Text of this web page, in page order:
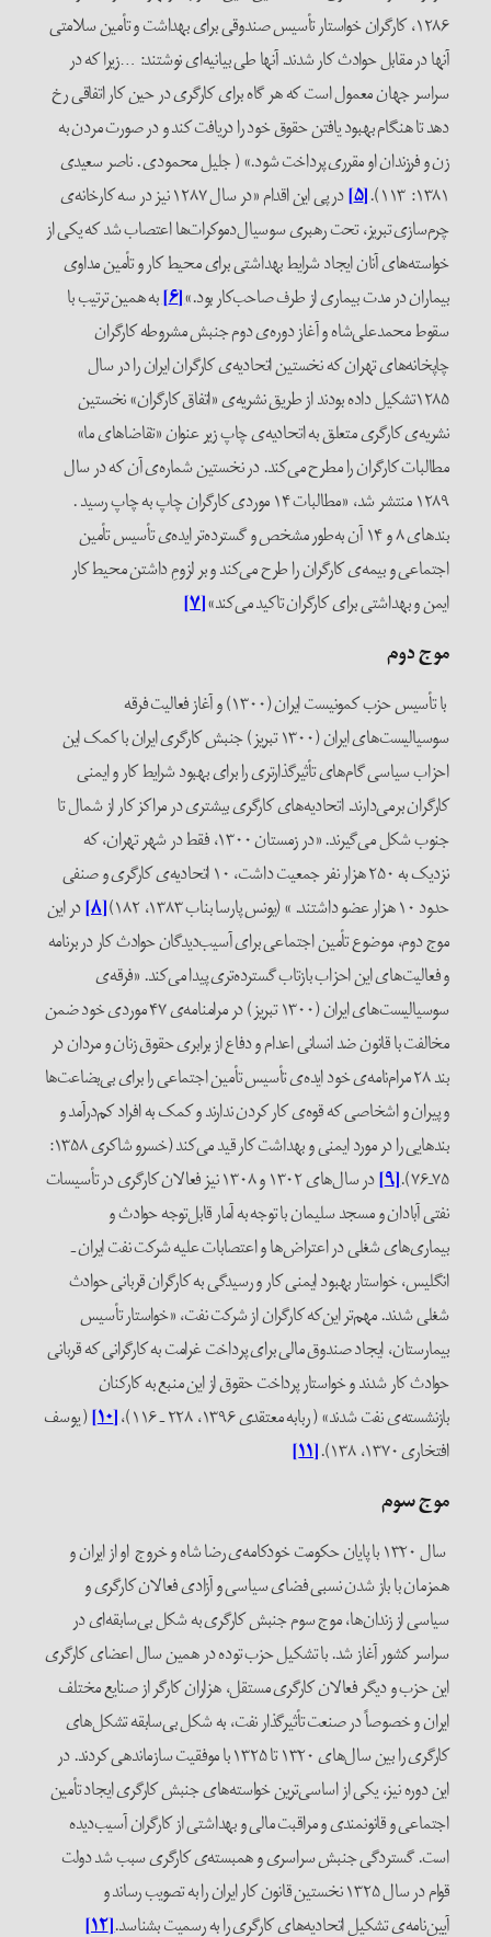
۱۲۸۶، کارگران خواستار تأسیس صندوقی برای بهداشت و تأمین سلامتی
آنها در مقابل حوادث کار شدند. آنها طی بیانیه‌ای نوشتند: …زیرا که در
سراسر جهان معمول است که هر گاه برای کارگری در حین کار اتفاقی رخ
دهد تا هنگام بهبود یافتن حقوق خود را دریافت کند و در صورت مردن به
زن و فرزندان او مقرری پرداخت شود.» ( جلیل محمودی . ناصر سعیدی
۱۳۸۱: ۱۱۳).
[۵]
در پی این اقدام «در سال ۱۲۸۷ نیز در سه کارخانه‌ی
چرم‌سازی تبریز، تحت رهبری سوسیال‌دموکرات‌ها اعتصاب شد که یکی از
خواسته‌های آنان ایجاد شرایط بهداشتی برای محیط کار و تأمین مداوی
بیماران در مدت بیماری از طرف صاحب‌کار بود.»[۶] به همین ترتیب با
سقوط محمدعلی‌شاه و آغاز دوره‌ی دوم جنبش مشروطه کارگران
چاپخانه‌های تهران که نخستین اتحادیه‌ی کارگران ایران را در سال
۱۲۸۵تشکیل داده بودند از طریق نشریه‌ی «اتفاق کارگران» نخستین
نشریه‌ی کارگری متعلق به اتحادیه‌ی چاپ زیر عنوان «تقاضا‌های ما»
مطالبات کارگران را مطرح می‌کند. در نخستین شماره‌ی آن که در سال
۱۲۸۹ منتشر شد، «مطالبات ۱۴ موردی کارگران چاپ به چاپ رسید .
بندهای ۸ و ۱۴ آن به‌طور مشخص و گسترده‌تر ایده‌ی تأسیس تأمین
اجتماعی و بیمه‌ی کارگران را طرح می‌کند و بر لزومِ داشتن محیط کار
ایمن و بهداشتی برای کارگران تاکید می‌کند»[۷]
موج دوم
با تأسیس حزب کمونیست ایران (۱۳۰۰) و آغاز فعالیت فرقه
سوسیالیست‌های ایران (۱۳۰۰ تبریز) جنبش کارگری ایران با کمک این
احزاب سیاسی گام‌های تأثیرگذارتری را برای بهبود شرایط کار و ایمنی
کارگران برمی‌دارند. اتحادیه‌های کارگری بیشتری در مراکز کار از شمال تا
جنوب شکل می‌گیرند. «در زمستان ۱۳۰۰، فقط در شهر تهران، که
نزدیک به ۲۵۰ هزار نفر جمعیت داشت، ۱۰ اتحادیه‌ی کارگری و صنفی
حدود ۱۰ هزار عضو داشتند. » (یونس پارسا بناب ۱۳۸۳، ۱۸۲)
[۸]
در این
موج دوم، موضوع تأمین اجتماعی برای آسیب‌دیدگان حوادث کار در برنامه
و فعالیت‌های این احزاب بازتاب گسترده‌تری پیدا می‌کند. «فرقه‌ی
سوسیالیست‌های ایران (۱۳۰۰ تبریز) در مرامنامه‌ی ۴۷ موردی خود ضمن
مخالفت با قانون ضد انسانی اعدام و دفاع از برابری حقوق زنان و مردان در
بند ۲۸ مرام‌نامه‌ی خود ایده‌ی تأسیس تأمین اجتماعی را برای بی‌بضاعت‌ها
و پیران و اشخاصی که قوه‌ی کار کردن ندارند و کمک به افراد کم‌درآمد و
بندهایی را در مورد ایمنی و بهداشت کار قید می‌کند (خسرو شاکری ۱۳۵۸:
۷۵ـ۷۶).
[۹]
در سال‌های ۱۳۰۲ و ۱۳۰۸ نیز فعالان کارگری در تأسیسات
نفتی آبادان و مسجد سلیمان با توجه به آمار قابل‌توجه حوادث و
بیماری‌های شغلی در اعتراض‌ها و اعتصابات علیه شرکت نفت ایران ـ
انگلیس، خواستار بهبود ایمنی کار و رسیدگی به کارگران قربانی حوادث
شغلی شدند. مهم‌تر این‌که کارگران از شرکت نفت، «خواستار تأسیس
بیمارستان، ایجاد صندوق مالی برای پرداخت غرامت به کارگرانی که قربانی
حوادث کار شدند و خواستار پرداخت حقوق از این منبع به کارکنان
بازنشسته‌ی نفت شدند» ( ربابه معتقدی ۱۳۹۶، ۲۲۸ ـ ۱۱۶)،
[۱۰]
( یوسف
افتخاری ۱۳۷۰، ۱۳۸).
[۱۱]
موج سوم
سال ۱۳۲۰ با پایان حکومت خودکامه‌ی رضا شاه و خروج او از ایران و
همزمان با باز شدن نسبی فضای سیاسی و آزادی فعالان کارگری و
سیاسی از زندان‌ها، موج سوم جنبش کارگری به شکل بی‌سابقه‌ای در
سراسر کشور آغاز شد. با تشکیل حزب توده در همین سال اعضای کارگری
این حزب و دیگر فعالان کارگری مستقل، هزاران کارگر از صنایع مختلف
ایران و خصوصاً در صنعت تأثیرگذار نفت، به شکل بی‌سابقه تشکل‌های
کارگری را بین سال‌های ۱۳۲۰ تا ۱۳۲۵ با موفقیت سازماندهی کردند. در
این دوره نیز، یکی از اساسی‌ترین خواسته‌های جنبش کارگری ایجاد تأمین
اجتماعی و قانونمندی و مراقبت مالی و بهداشتی از کارگران آسیب‌دیده
است. گستردگی جنبش سراسری و همبسته‌ی کارگری سبب شد دولت
قوام در سال ۱۳۲۵ نخستین قانون کار ایران را به تصویب رساند و
آیین‌نامه‌ی تشکیل اتحادیه‌های کارگری را به رسمیت بشناسد.[۱۲]